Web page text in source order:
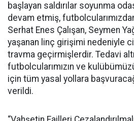
başlayan saldırılar soyunma
devam etmiş,
Serhat Enes Çalışan, Seymen
yaşanan linç girişimi nedeniyle
travma geçirmişlerdir. Tedavi
futbolcularımızın ve
için tüm yasal yollara
verildi.